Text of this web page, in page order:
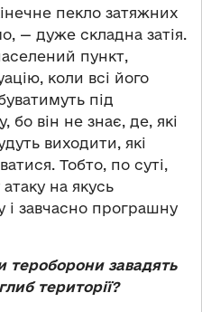
пекло затяжних
— дуже складна затія.
пункт,
коли всі його
під
бо він не знає, де, які
виходити, які
Тобто, по суті,
на якусь
і завчасно програшну
тероборони завадять
території?